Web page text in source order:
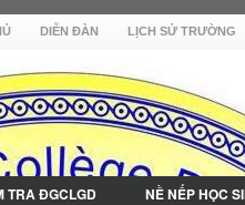
DIỄN ĐÀN LỊCH SỬ TRƯỜNG
TRA ĐGCLGD NỀ NẾP HỌC